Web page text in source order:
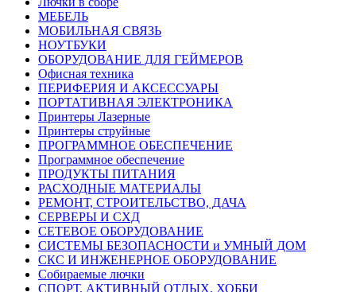
МЕБЕЛЬ
МОБИЛЬНАЯ СВЯЗЬ
НОУТБУКИ
ОБОРУДОВАНИЕ ДЛЯ ГЕЙМЕРОВ
Офисная техника
ПЕРИФЕРИЯ И АКСЕССУАРЫ
ПОРТАТИВНАЯ ЭЛЕКТРОНИКА
Принтеры Лазерные
Принтеры струйные
ПРОГРАММНОЕ ОБЕСПЕЧЕНИЕ
Программное обеспечение
ПРОДУКТЫ ПИТАНИЯ
РАСХОДНЫЕ МАТЕРИАЛЫ
РЕМОНТ, СТРОИТЕЛЬСТВО, ДАЧА
СЕРВЕРЫ И СХД
СЕТЕВОЕ ОБОРУДОВАНИЕ
СИСТЕМЫ БЕЗОПАСНОСТИ и УМНЫЙ ДОМ
СКС И ИНЖЕНЕРНОЕ ОБОРУДОВАНИЕ
Собираемые лючки
СПОРТ, АКТИВНЫЙ ОТДЫХ, ХОББИ